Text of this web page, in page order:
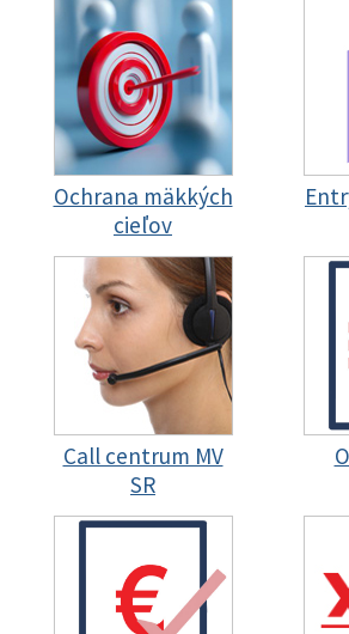
Ochrana mäkkých
cieľov
Call centrum MV
SR